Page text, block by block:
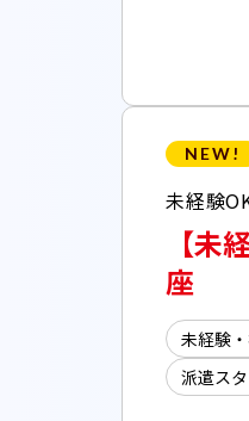
NEW!
【
座
未経験
派遣ス